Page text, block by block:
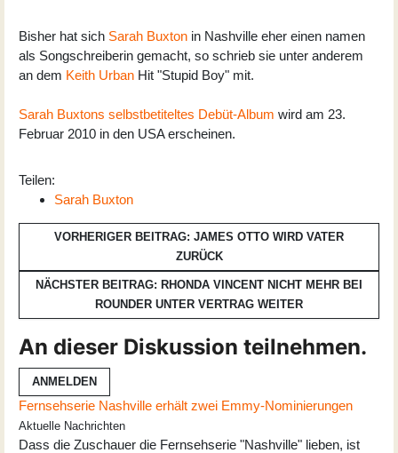
Bisher hat sich Sarah Buxton in Nashville eher einen namen
als Songschreiberin gemacht, so schrieb sie unter anderem
an dem Keith Urban Hit "Stupid Boy" mit.
Sarah Buxtons selbstbetiteltes Debüt-Album wird am 23.
Februar 2010 in den USA erscheinen.
Teilen:
Sarah Buxton
VORHERIGER BEITRAG: JAMES OTTO WIRD VATER
ZURÜCK
NÄCHSTER BEITRAG: RHONDA VINCENT NICHT MEHR BEI
ROUNDER UNTER VERTRAG WEITER
An dieser Diskussion teilnehmen.
ANMELDEN
Fernsehserie Nashville erhält zwei Emmy-Nominierungen
Aktuelle Nachrichten
Dass die Zuschauer die Fernsehserie "Nashville" lieben, ist